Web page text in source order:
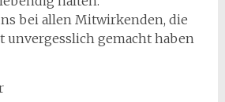
bei allen Mitwirkenden, die
unvergesslich gemacht haben